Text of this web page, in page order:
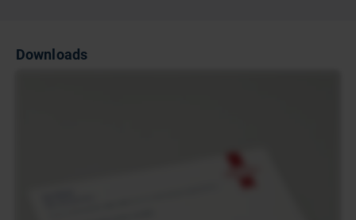
Downloads